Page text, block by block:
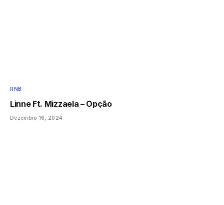
RNB
Linne Ft. Mizzaela – Opção
Dezembro 16, 2024